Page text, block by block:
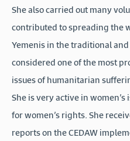
She also carried out many
contributed to spreading the
Yemenis in the traditional
considered one of the most
issues of humanitarian
She is very active in
for women’s rights. She
reports on the CEDAW